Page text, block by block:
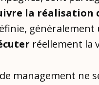
la réalisation
réellement la
management ne